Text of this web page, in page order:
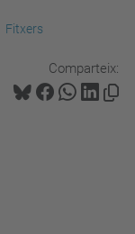
Fitxers
Comparteix: